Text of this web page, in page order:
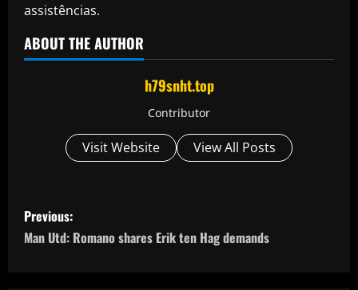
assistências.
ABOUT THE AUTHOR
h79snht.top
Contributor
Visit Website View All Posts
P
o
Previous:
Man Utd: Romano shares Erik ten Hag demands